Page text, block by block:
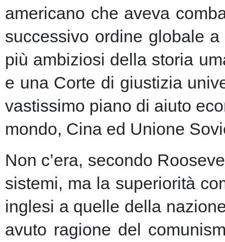
americano che aveva
successivo ordine globale
più ambiziosi della storia
e una Corte di giustizia
vastissimo piano di aiuto
mondo, Cina ed Unione
Non c’era, secondo
sistemi, ma la superiorità
inglesi a quelle della
avuto ragione del